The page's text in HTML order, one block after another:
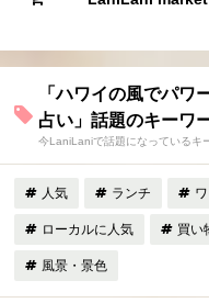
「ハワイの風でパワ
占い」話題のキーワ
今LaniLaniで話題になっているキ
人気 ランチ
ローカルに人気 買い
風景・景色